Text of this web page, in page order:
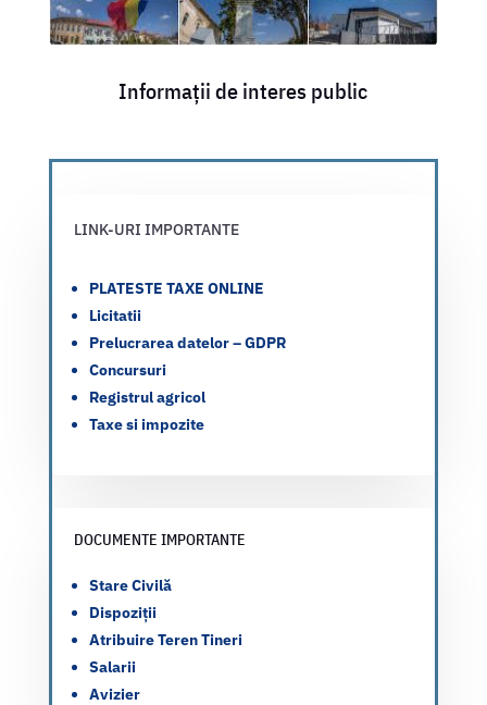
Informații de interes public
LINK-URI IMPORTANTE
PLATESTE TAXE ONLINE
Licitatii
Prelucrarea datelor – GDPR
Concursuri
Registrul agricol
Taxe si impozite
DOCUMENTE IMPORTANTE
Stare Civilă
Dispoziții
Atribuire Teren Tineri
Salarii
Avizier